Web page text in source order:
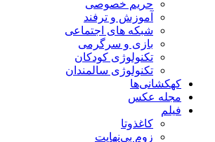
حریم خصوصی
آموزش و ترفند
شبکه های اجتماعی
بازی و سرگرمی
تکنولوژی کودکان
تکنولوژی سالمندان
کهکشانی‌ها
مجله عکس
فیلم
کاغذوتا
زوم بی‌نهایت